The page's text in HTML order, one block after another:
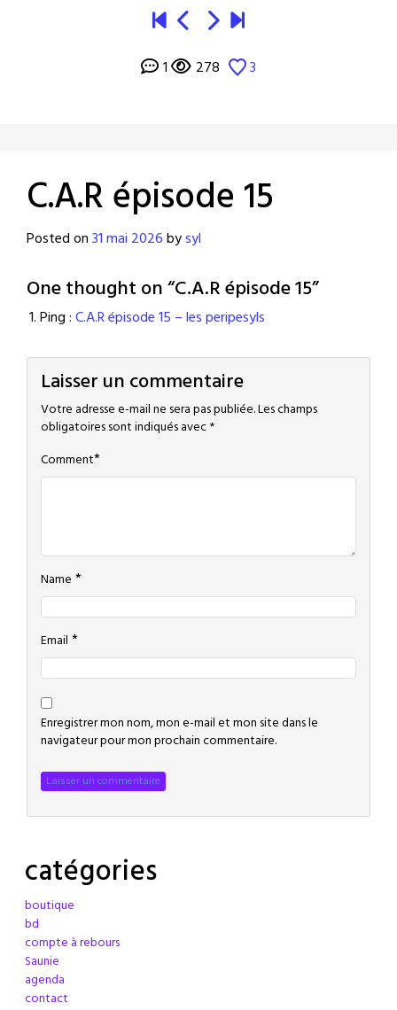
1 278 3
C.A.R épisode 15
Posted on31 mai 2026bysyl
One thought on “C.A.R épisode 15”
Ping :C.A.R épisode 15 – les peripesyls
Laisser un commentaire
Votre adresse e-mail ne sera pas publiée.Les champs
obligatoires sont indiqués avec*
Comment*
Name *
Email *
Enregistrer mon nom, mon e-mail et mon site dans le
navigateur pour mon prochain commentaire.
catégories
boutique
bd
compte à rebours
Saunie
agenda
contact